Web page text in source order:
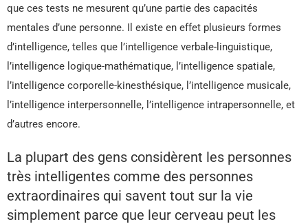
que ces tests ne mesurent qu’une partie des capacités
mentales d’une personne. Il existe en effet plusieurs formes
d’intelligence, telles que l’intelligence verbale-linguistique,
l’intelligence logique-mathématique, l’intelligence spatiale,
l’intelligence corporelle-kinesthésique, l’intelligence musicale,
l’intelligence interpersonnelle, l’intelligence intrapersonnelle, et
d’autres encore.
La plupart des gens considèrent les personnes
très intelligentes comme des personnes
extraordinaires qui savent tout sur la vie
simplement parce que leur cerveau peut les